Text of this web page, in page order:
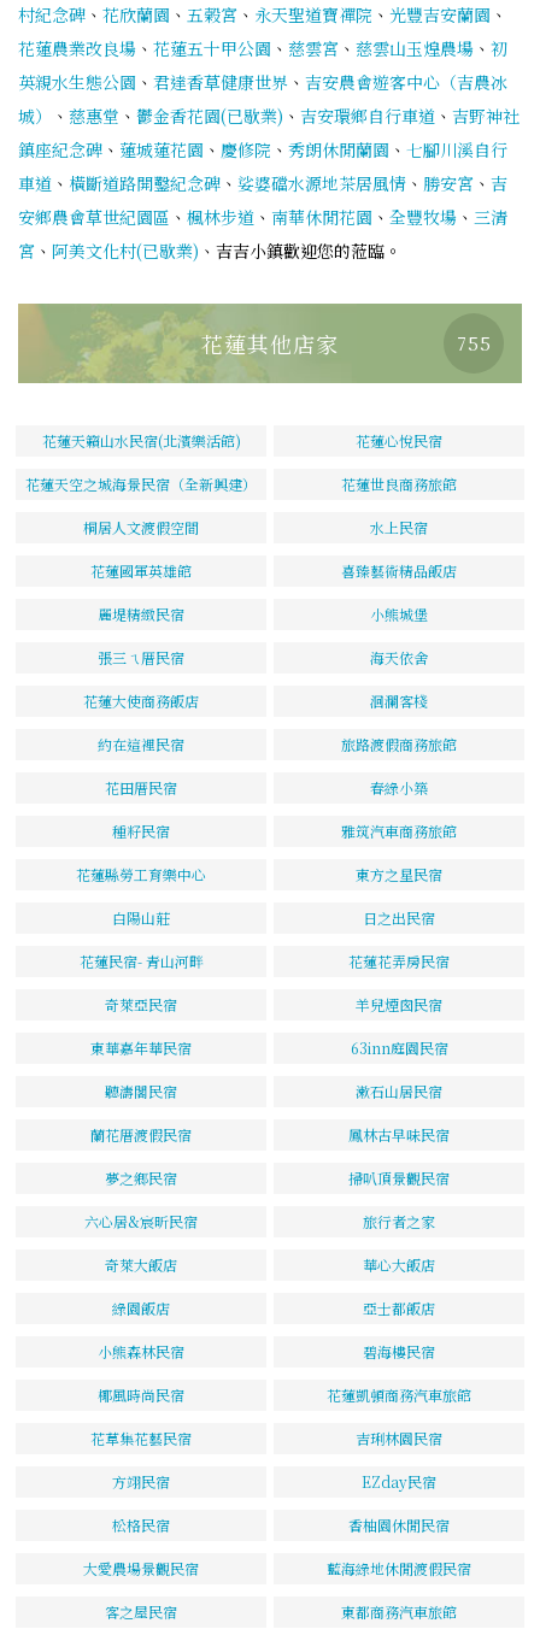
村紀念碑 、 花欣蘭園 、 五榖宮 、 永天聖道寶禪院 、 光豐吉安蘭園 、
花蓮農業改良場 、 花蓮五十甲公園 、 慈雲宮 、 慈雲山玉煌農場 、 初
英親水生態公園 、 君達香草健康世界 、 吉安農會遊客中心（吉農冰
城）
、 慈惠堂 、 鬱金香花園(已歇業) 、 吉安環鄉自行車道 、 吉野神社
鎮座紀念碑 、 蓮城蓮花園 、 慶修院 、 秀朗休閒蘭園 、 七腳川溪自行
車道 、 橫斷道路開鑿紀念碑 、 娑婆礑水源地茶居風情 、 勝安宮 、 吉
安鄉農會草世紀園區 、 楓林步道 、 南華休閒花園 、 全豐牧場 、 三清
宮 、 阿美文化村(已歇業) 、吉吉小鎮歡迎您的蒞臨。
花蓮其他店家 755
花蓮天籟山水民宿(北濱樂活館) 花蓮心悅民宿
花蓮天空之城海景民宿（全新興建） 花蓮世良商務旅館
桐居人文渡假空間 水上民宿
花蓮國軍英雄館 喜臻藝術精品飯店
麗堤精緻民宿 小熊城堡
張三ㄟ厝民宿 海天依舍
花蓮大使商務飯店 洄瀾客棧
約在這裡民宿 旅路渡假商務旅館
花田厝民宿 春綠小築
種籽民宿 雅筑汽車商務旅館
花蓮縣勞工育樂中心 東方之星民宿
白陽山莊 日之出民宿
花蓮民宿- 青山河畔 花蓮花弄房民宿
奇萊亞民宿 羊兒煙囪民宿
東華嘉年華民宿 63inn庭園民宿
聽濤閣民宿 漱石山居民宿
蘭花厝渡假民宿 鳳林古早味民宿
夢之鄉民宿 掃叭頂景觀民宿
六心居&宸昕民宿 旅行者之家
奇萊大飯店 華心大飯店
綠園飯店 亞士都飯店
小熊森林民宿 碧海樓民宿
椰風時尚民宿 花蓮凱頓商務汽車旅館
花草集花藝民宿 吉琍林園民宿
方翊民宿 EZday民宿
松格民宿 香柚園休閒民宿
大愛農場景觀民宿 藍海綠地休閒渡假民宿
客之屋民宿 東都商務汽車旅館